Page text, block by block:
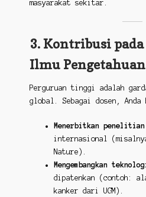
masyarakat sekitar.
3. Kontribusi
Ilmu Pengetahuan
Perguruan tinggi adalah
global. Sebagai dosen, Anda
Menerbitkan penelitian
internasional
Nature).
Mengembangkan
dipatenkan (contoh:
kanker dari UGM).